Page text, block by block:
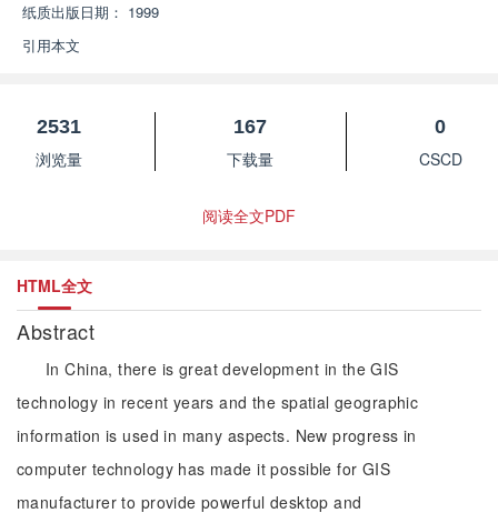
纸质出版日期： 1999
引用本文
2531
浏览量
167
下载量
0
CSCD
阅读全文PDF
HTML全文
Abstract
In China, there is great development in the GIS
technology in recent years and the spatial geographic
information is used in many aspects. New progress in
computer technology has made it possible for GIS
manufacturer to provide powerful desktop and